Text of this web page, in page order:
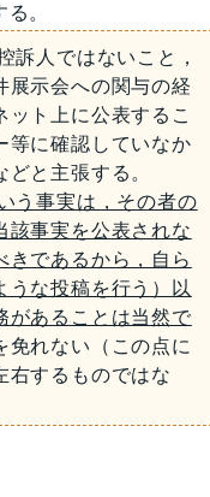
。
人ではないこと，
展示会への関与の経
ト上に公表するこ
等に確認していなか
と主張する。
う事実は，その者の
該事実を公表されな
きであるから，自ら
うな投稿を行う）以
があることは当然で
免れない（この点に
右するものではな